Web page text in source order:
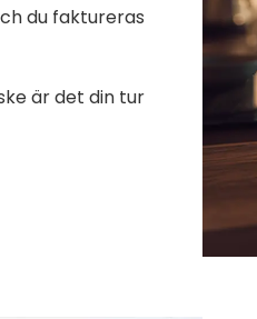
du faktureras
är det din tur